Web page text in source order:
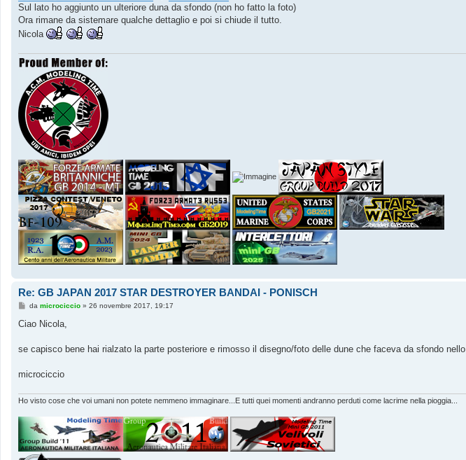
Sul lato ho aggiunto un ulteriore duna da sfondo (non ho fatto la foto)
Ora rimane da sistemare qualche dettaglio e poi si chiude il tutto.
Nicola
Re: GB JAPAN 2017 STAR DESTROYER BANDAI - PONISCH
M
s
g
o
da microciccio» 26 novembre 2017, 19:17
Ciao Nicola,
se capisco bene hai rialzato la parte posteriore e rimosso il disegno/foto delle dune che faceva da sfondo nello
microciccio
Ho visto cose che voi umani non potete nemmeno immaginare...E tutti quei momenti andranno perduti come lacrime nella pioggia...